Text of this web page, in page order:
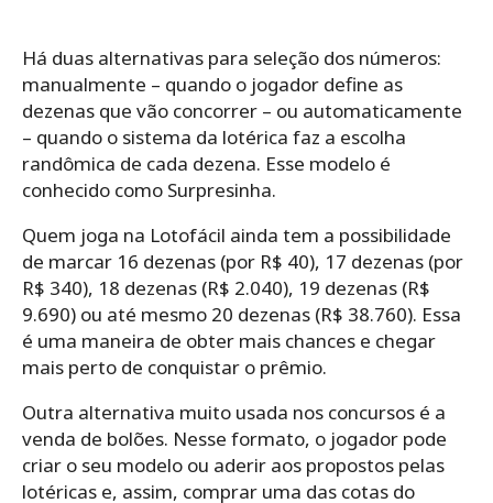
Há duas alternativas para seleção dos números:
manualmente – quando o jogador define as
dezenas que vão concorrer – ou automaticamente
– quando o sistema da lotérica faz a escolha
randômica de cada dezena. Esse modelo é
conhecido como Surpresinha.
Quem joga na Lotofácil ainda tem a possibilidade
de marcar 16 dezenas (por R$ 40), 17 dezenas (por
R$ 340), 18 dezenas (R$ 2.040), 19 dezenas (R$
9.690) ou até mesmo 20 dezenas (R$ 38.760). Essa
é uma maneira de obter mais chances e chegar
mais perto de conquistar o prêmio.
Outra alternativa muito usada nos concursos é a
venda de bolões. Nesse formato, o jogador pode
criar o seu modelo ou aderir aos propostos pelas
lotéricas e, assim, comprar uma das cotas do